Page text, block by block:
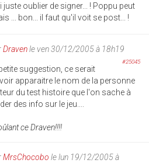
juste oublier de signer... ! Poppu peut
... bon... il faut qu'il voit se post... !
Dravenle ven 30/12/2005 à 18h19
#25045
suggestion, ce serait
apparaitre le nom de la personne
du test histoire que l'on sache à
des info sur le jeu....
ce Draven!!!!
MrsChocobo le lun 19/12/2005 à